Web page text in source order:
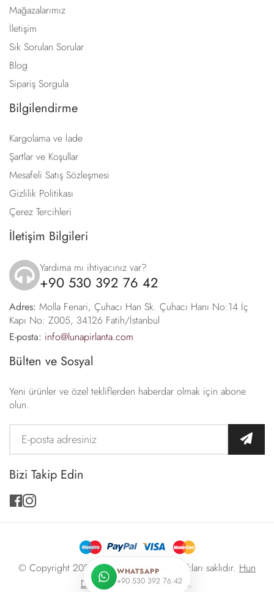
Mağazalarımız
İletişim
Sık Sorulan Sorular
Blog
Sipariş Sorgula
Bilgilendirme
Kargolama ve İade
Şartlar ve Koşullar
Mesafeli Satış Sözleşmesi
Gizlilik Politikası
Çerez Tercihleri
İletişim Bilgileri
icon
Yardıma mı ihtiyacınız var?
+90 530 392 76 42
Adres: Molla Fenari, Çuhacı Han Sk. Çuhacı Hanı No:14 İç
Kapı No: Z005, 34126 Fatih/İstanbul
E-posta: info@lunapirlanta.com
Bülten ve Sosyal
Yeni ürünler ve özel tekliflerden haberdar olmak için abone
olun.
Bizi Takip Edin
facebook
instagram
© Copyright 2026 -Luna Pırlanta. Tüm hakları saklıdır. Hun
Digitaltarafından geliştirildi.
WHATSAPP
+90 530 392 76 42